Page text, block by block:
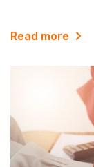
Read more